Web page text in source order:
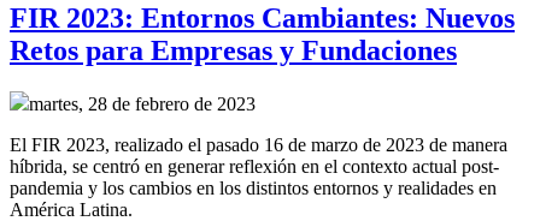
FIR 2023: Entornos Cambiantes: Nuevos
Retos para Empresas y Fundaciones
martes, 28 de febrero de 2023
El FIR 2023, realizado el pasado 16 de marzo de 2023 de manera
híbrida, se centró en generar reflexión en el contexto actual post-
pandemia y los cambios en los distintos entornos y realidades en
América Latina.